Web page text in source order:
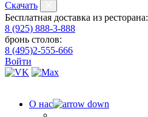
Скачать
Бесплатная доставка из ресторана:
8 (925) 888-3-888
бронь столов:
8 (495)2-555-666
Войти
О нас